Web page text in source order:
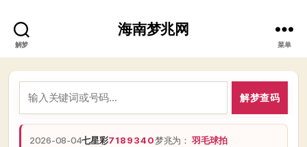
解梦
海南梦兆网
菜单
解梦查码
2026-08-04七星彩7189340梦兆为：羽毛球拍